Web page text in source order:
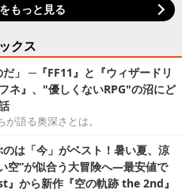
もっと見る
クス
だ」 ─『FF11』と『ウィザードリ
ネ』、"優しくないRPG"の沼にど
語る奥深さとは。
のは「今」がベスト！暑い夏、涼
空”が似合う大冒険へ―最安値で
から新作『空の軌跡 the 2nd』